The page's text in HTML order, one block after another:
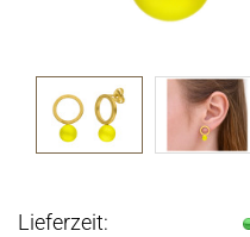
Lieferzeit: